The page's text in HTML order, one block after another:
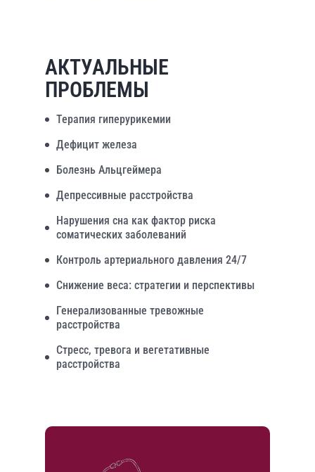
АКТУАЛЬНЫЕ
ПРОБЛЕМЫ
Терапия гиперурикемии
Дефицит железа
Болезнь Альцгеймера
Депрессивные расстройства
Нарушения сна как фактор риска
соматических заболеваний
Контроль артериального давления 24/7
Снижение веса: стратегии и перспективы
Генерализованные тревожные
расстройства
Стресс, тревога и вегетативные
расстройства